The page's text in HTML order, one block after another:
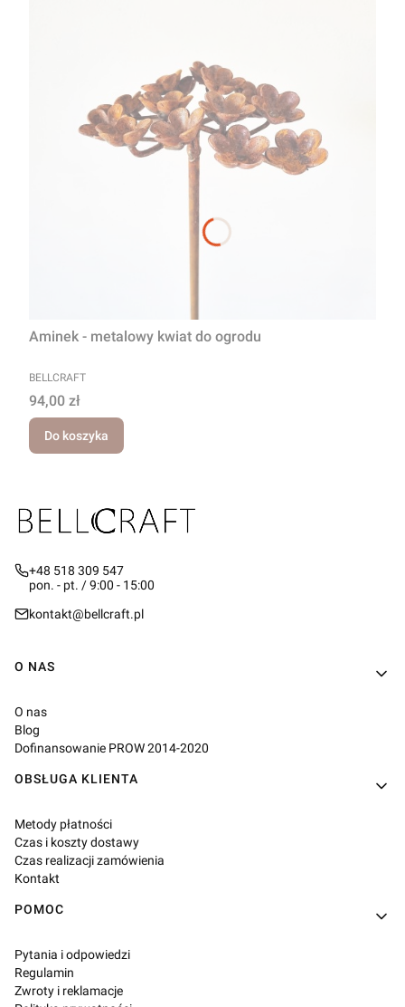
Aminek - metalowy kwiat do ogrodu
PRODUCENT
BELLCRAFT
Cena
94,00 zł
Do koszyka
+48 518 309 547
pon. - pt. / 9:00 - 15:00
kontakt@bellcraft.pl
Linki w stopce
O NAS
O nas
Blog
Dofinansowanie PROW 2014-2020
OBSŁUGA KLIENTA
Metody płatności
Czas i koszty dostawy
Czas realizacji zamówienia
Kontakt
POMOC
Pytania i odpowiedzi
Regulamin
Zwroty i reklamacje